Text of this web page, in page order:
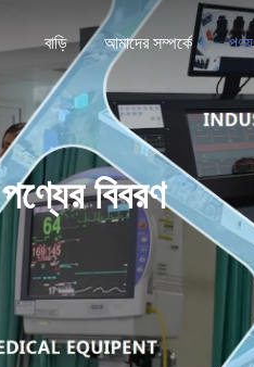
বাড়ি আমাদের সম্পর্কে পণ্য
পণ্যের বিবরণ